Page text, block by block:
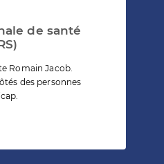
de santé
Romain Jacob.
des personnes